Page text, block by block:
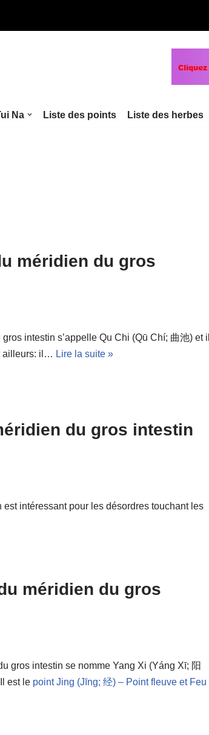
Na Liste des points Liste des herbes
méridien du gros
intestin s’appelle Qu Chi (Qū Chí; 曲池) et il
ailleurs: il… Lire la suite »
du gros intestin
intéressant pour les désordres touchant les
méridien du gros
gros intestin se nomme Yang Xi (Yáng Xī; 阳
est le point Jing (Jīng; 经) – Point fleuve et Feu